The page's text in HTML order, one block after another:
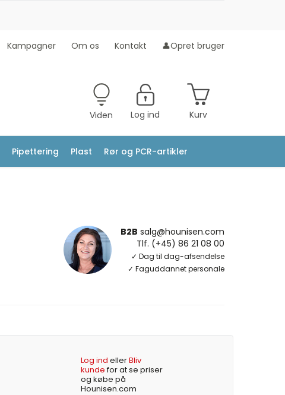
Kampagner Om os Kontakt 👤Opret bruger
Viden Log ind Kurv
Pipettering Plast Rør og PCR-artikler
B2B salg@hounisen.com
Tlf. (+45) 86 21 08 00
✓ Dag til dag-afsendelse
✓ Faguddannet personale
Log ind ellerBliv
kundefor at se priser
og købe på
Hounisen.com